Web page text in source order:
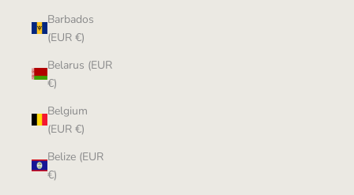
Barbados
(EUR €)
Belarus (EUR
€)
Belgium
(EUR €)
Belize (EUR
€)